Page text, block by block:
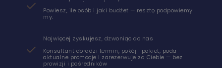
Powiesz, ile osób i jaki budżet — resztę podpowiemy
my.
Najwięcej zyskujesz, dzwoniąc do nas
Konsultant doradzi termin, pokój i pakiet, poda
aktualne promocje i zarezerwuje za Ciebie — bez
prowizji i pośredników